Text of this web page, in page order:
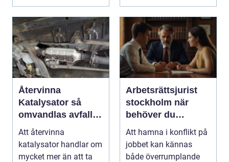
Återvinna
Katalysator så
omvandlas avfall
till värdefulla
resurser
Att återvinna
katalysator handlar om
mycket mer än att ta
Arbetsrättsjurist
stockholm när
behöver du
professionell hjälp
i arbetslivet?
Att hamna i konflikt på
jobbet kan kännas
både överrumplande